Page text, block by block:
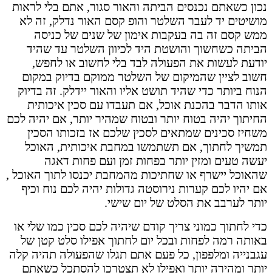
נכון כשאתם נכנסים הביתה והאור סגור, אתם בלי לראות
מושיטים יד לעבר השלטר והופ קסם האור נדלק, זה לא
ממש קסם זה בה בעקבות אימון של שנים של כניסה
הביתה כשחשוך והושטת היד לכיוון השלטר עד שהיד
יודעת לעשות את הפעולה לבד בלי לחשוב או לחפש,
חשוב לציין שהמיקום של השלטר ממוקם בדיוק במקום
הנוח ביותר כדי שהיד תושט אליו והאור יידלק. זה בדיוק
אותו הדבר בהכנת אוכל, אם תעבדו עם סכין איכותית
החיתוך יהיה בטוח יותר ובטוח שמהיר יותר, אם יהיה לכם
משחיז סכינים שמתאים לסכין שלכם אז בזכותו הסכין
תמשיך לחתוך, אם תשתמשו במחבת איכותית, האוכל
יעשה טעים ומזין יותר בפחות זמן ועם פחות דאגה
שהאוכל יישרף או שחתיכות מהמחבת יכנסו לתוך האוכל ,
אם יהיו לכם קערות נירוסטה גדולות יהיה לכם נוח וכיף
יותר לערבב את הסלט של יום שישי.
כדי לחתוך כמוני צריך קודם שיהיה לכם סכין כמו שלי או
באותה רמה לפחות ובכל יום לחתוך אפילו סלט קטן של
עגבנייה ומלפפון, כל פעם אתם תגלו שהפעולה תהיה קלה
יותר ומהירה יותר ואפילו לא תצטרכו להסתכל כשאתם